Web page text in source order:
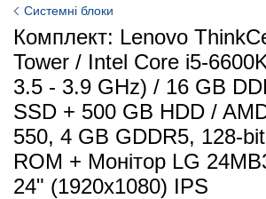
Системні блоки
Комплект: Lenovo
Tower / Intel Core i5-
3.5 - 3.9 GHz) / 16 GB
SSD + 500 GB HDD /
550, 4 GB GDDR5, 128-
ROM + Монітор LG
24" (1920x1080) IPS